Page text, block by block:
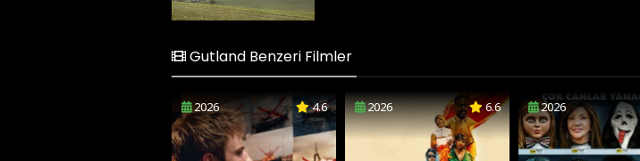
Gutland Benzeri Filmler
2026 4.6 2026 6.6 2026